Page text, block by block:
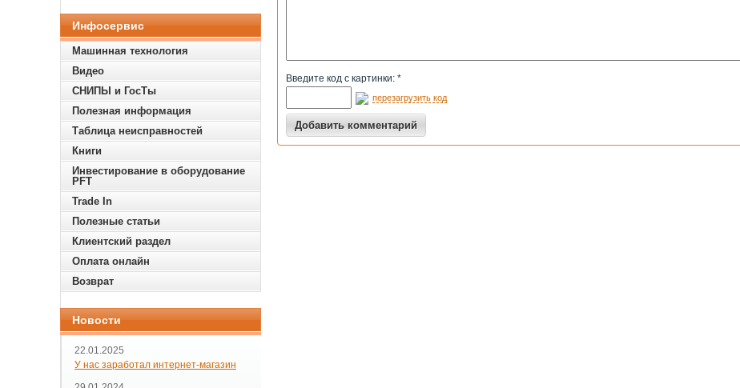
Введите код с картинки: *
перезагрузить код
Инфосервис
Машинная технология
Видео
СНИПЫ и ГосТы
Полезная информация
Таблица неисправностей
Книги
Инвестирование в оборудование
PFT
Trade In
Полезные статьи
Клиентский раздел
Оплата онлайн
Возврат
Новости
22.01.2025
У нас заработал интернет-магазин